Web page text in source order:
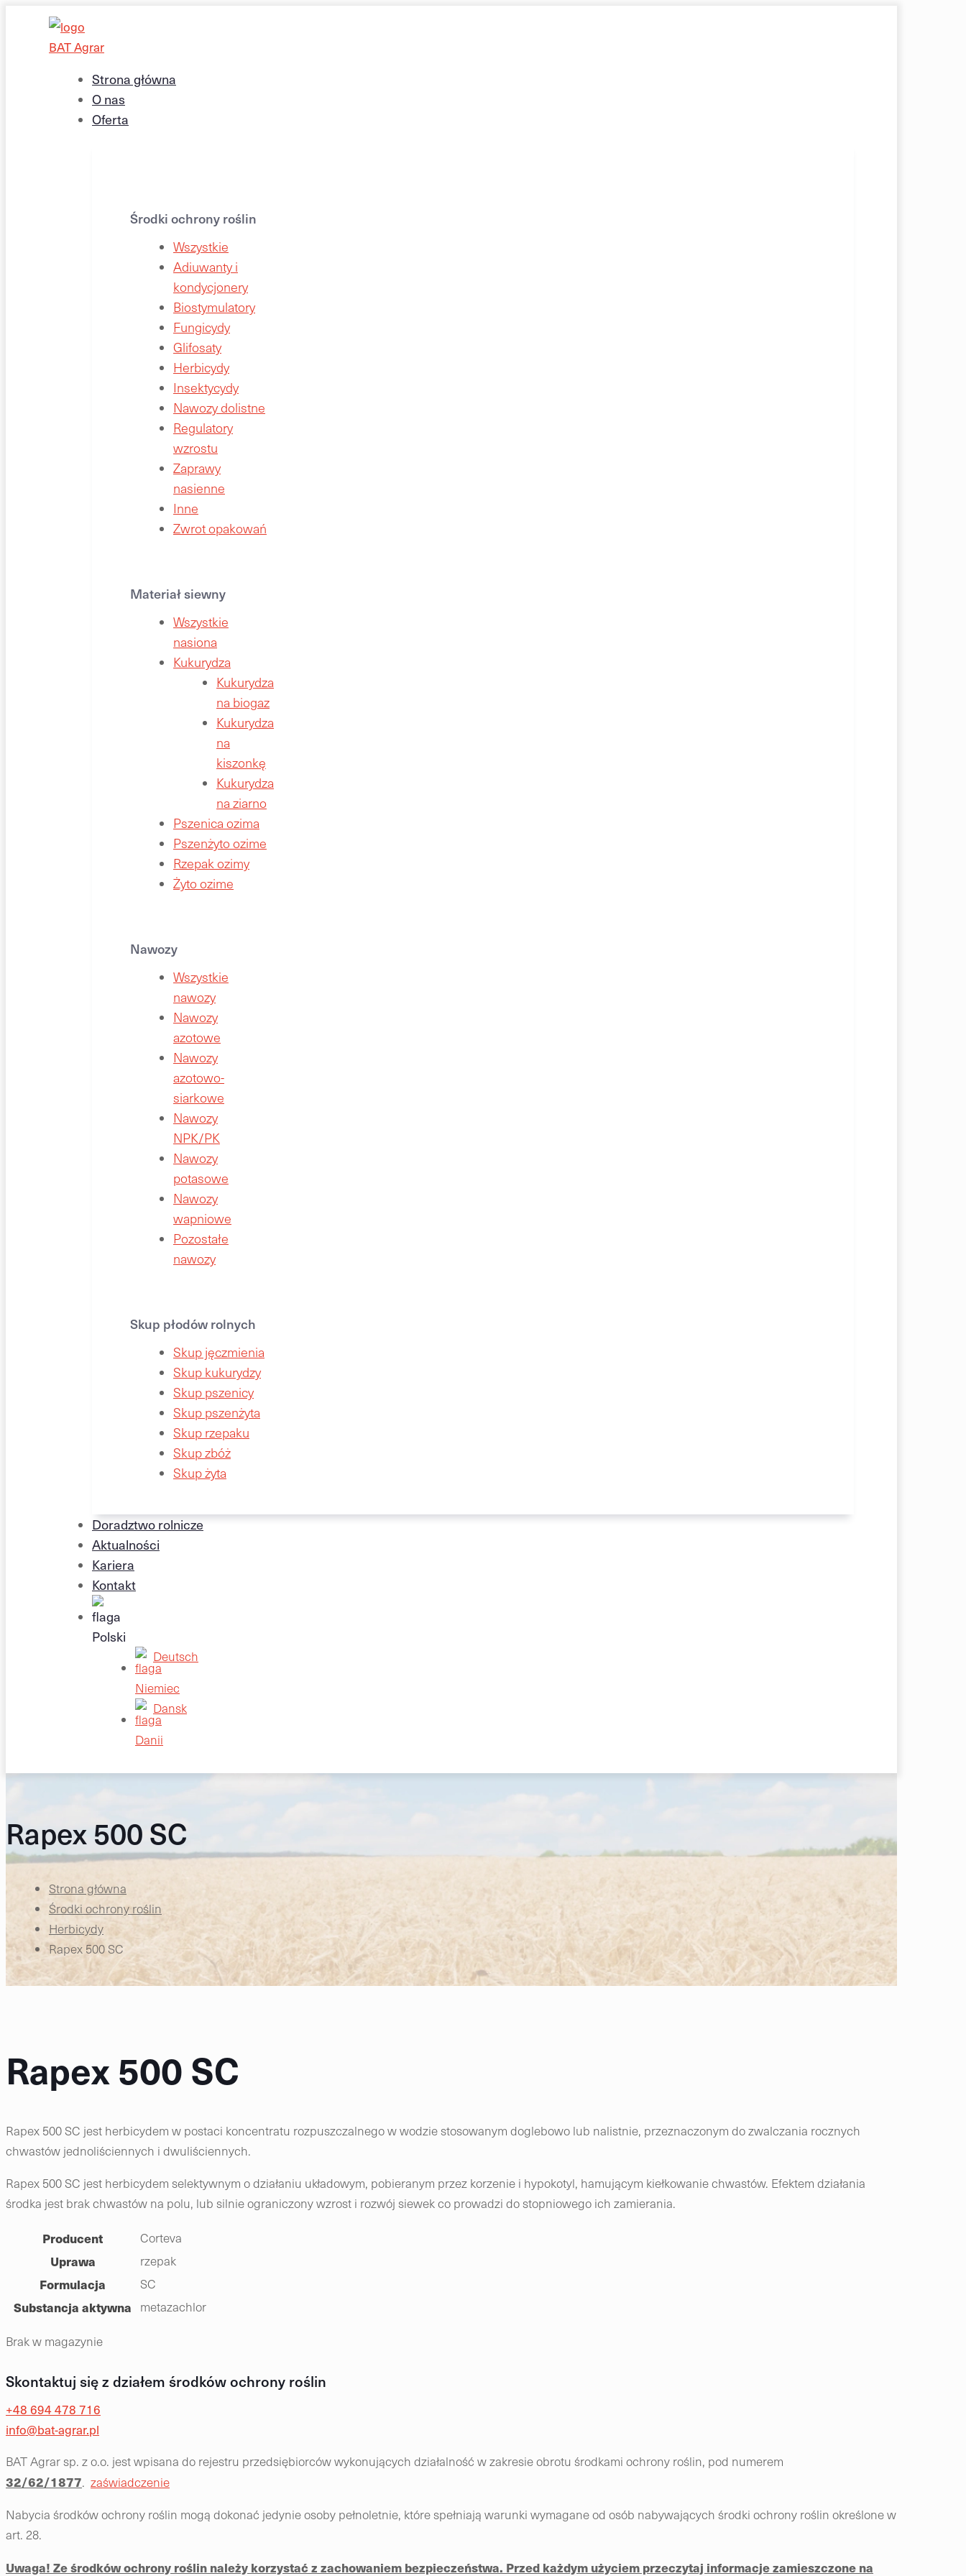
Strona główna
O nas
Oferta
Środki ochrony roślin
Wszystkie
Adiuwanty i
kondycjonery
Biostymulatory
Fungicydy
Glifosaty
Herbicydy
Insektycydy
Nawozy dolistne
Regulatory
wzrostu
Zaprawy
nasienne
Inne
Zwrot opakowań
Materiał siewny
Wszystkie
nasiona
Kukurydza
Kukurydza
na biogaz
Kukurydza
na
kiszonkę
Kukurydza
na ziarno
Pszenica ozima
Pszenżyto ozime
Rzepak ozimy
Żyto ozime
Nawozy
Wszystkie
nawozy
Nawozy
azotowe
Nawozy
azotowo-
siarkowe
Nawozy
NPK/PK
Nawozy
potasowe
Nawozy
wapniowe
Pozostałe
nawozy
Skup płodów rolnych
Skup jęczmienia
Skup kukurydzy
Skup pszenicy
Skup pszenżyta
Skup rzepaku
Skup zbóż
Skup żyta
Doradztwo rolnicze
Aktualności
Kariera
Kontakt
Deutsch
Dansk
Rapex 500 SC
Strona główna
Środki ochrony roślin
Herbicydy
Rapex 500 SC
Rapex 500 SC
Rapex 500 SC jest herbicydem w postaci koncentratu rozpuszczalnego w wodzie stosowanym doglebowo lub nalistnie, przeznaczonym do zwalczania rocznych
chwastów jednoliściennych i dwuliściennych.
Rapex 500 SC jest herbicydem selektywnym o działaniu układowym, pobieranym przez korzenie i hypokotyl, hamującym kiełkowanie chwastów. Efektem działania
środka jest brak chwastów na polu, lub silnie ograniczony wzrost i rozwój siewek co prowadzi do stopniowego ich zamierania.
Producent Corteva
Uprawa rzepak
Formulacja SC
Substancja aktywna metazachlor
Brak w magazynie
Skontaktuj się z działem środków ochrony roślin
+48 694 478 716
info@bat-agrar.pl
BAT Agrar sp. z o.o. jest wpisana do rejestru przedsiębiorców wykonujących działalność w zakresie obrotu środkami ochrony roślin, pod numerem
32/62/1877. zaświadczenie
Nabycia środków ochrony roślin mogą dokonać jedynie osoby pełnoletnie, które spełniają warunki wymagane od osób nabywających środki ochrony roślin określone w
art. 28.
Uwaga! Ze środków ochrony roślin należy korzystać z zachowaniem bezpieczeństwa. Przed każdym użyciem przeczytaj informacje zamieszczone na